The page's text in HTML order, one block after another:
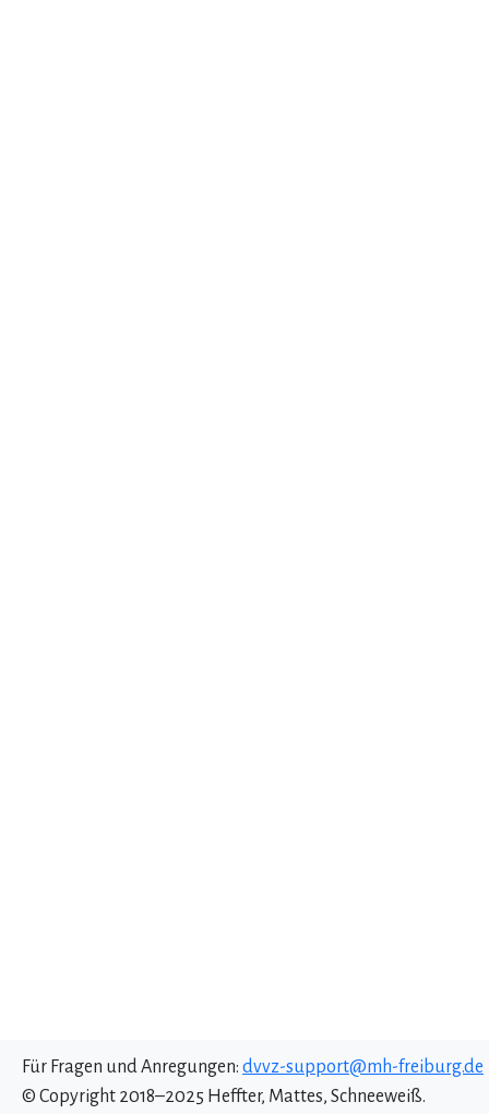
Für Fragen und Anregungen: dvvz-support@mh-freiburg.de
© Copyright 2018–2025 Heffter, Mattes, Schneeweiß.